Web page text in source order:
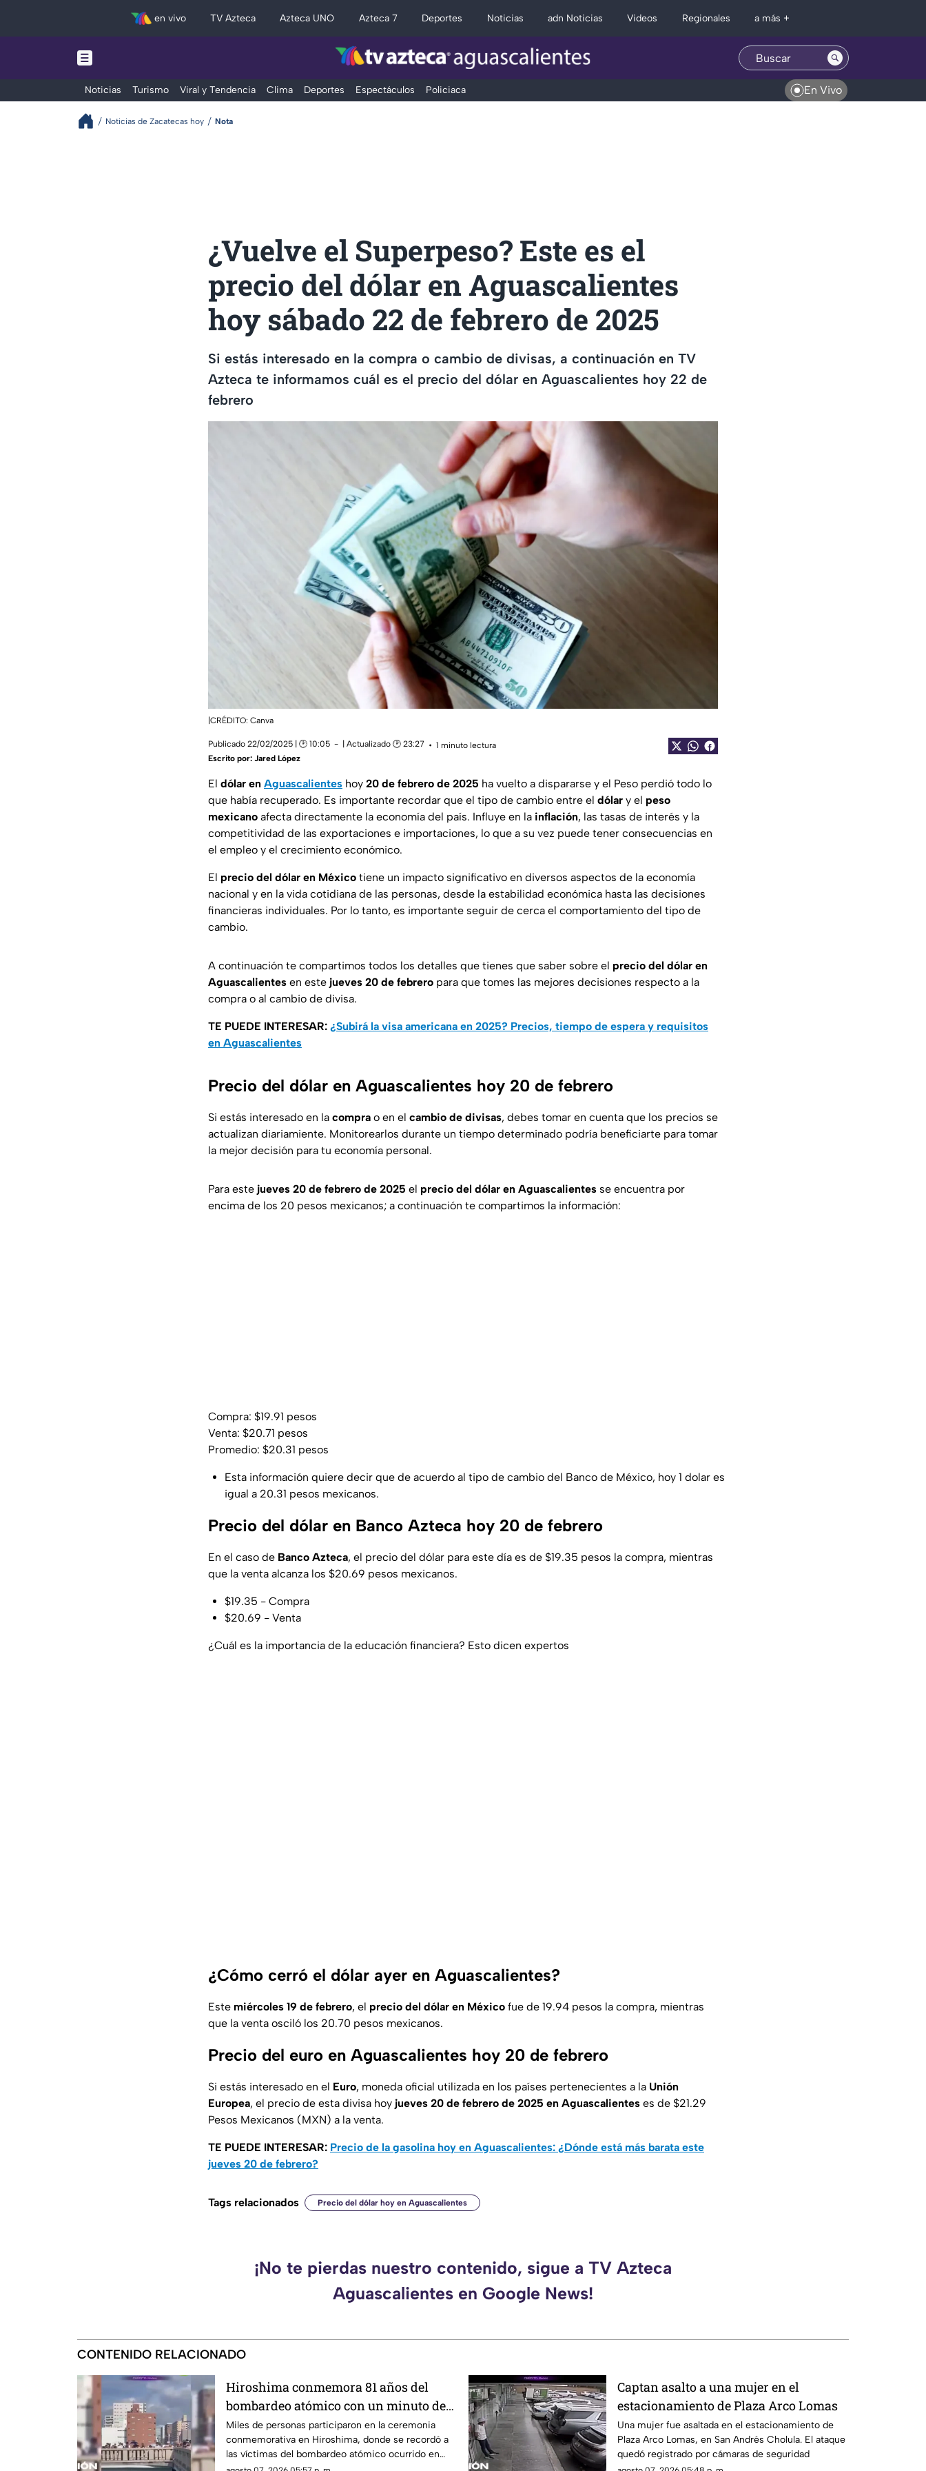
en vivo TV Azteca Azteca UNO Azteca 7 Deportes Noticias adn Noticias Videos Regionales a más +
Noticias Turismo Viral y Tendencia Clima Deportes Espectáculos Policiaca En Vivo
Noticias de Zacatecas hoy Nota
¿Vuelve el Superpeso? Este es el
precio del dólar en Aguascalientes
hoy sábado 22 de febrero de 2025
Si estás interesado en la compra o cambio de divisas, a continuación en TV
Azteca te informamos cuál es el precio del dólar en Aguascalientes hoy 22 de
febrero
|CRÉDITO: Canva
Publicado 22/02/2025 | 🕑 10:05 | Actualizado 🕑 23:27
1 minuto lectura
Escrito por: Jared López
El dólar en Aguascalientes hoy 20 de febrero de 2025 ha vuelto a dispararse y el Peso perdió todo lo
que había recuperado. Es importante recordar que el tipo de cambio entre el dólar y el peso
mexicano afecta directamente la economía del país. Influye en la inflación, las tasas de interés y la
competitividad de las exportaciones e importaciones, lo que a su vez puede tener consecuencias en
el empleo y el crecimiento económico.
El precio del dólar en México tiene un impacto significativo en diversos aspectos de la economía
nacional y en la vida cotidiana de las personas, desde la estabilidad económica hasta las decisiones
financieras individuales. Por lo tanto, es importante seguir de cerca el comportamiento del tipo de
cambio.
A continuación te compartimos todos los detalles que tienes que saber sobre el precio del dólar en
Aguascalientes en este jueves 20 de febrero para que tomes las mejores decisiones respecto a la
compra o al cambio de divisa.
TE PUEDE INTERESAR: ¿Subirá la visa americana en 2025? Precios, tiempo de espera y requisitos
en Aguascalientes
Precio del dólar en Aguascalientes hoy 20 de febrero
Si estás interesado en la compra o en el cambio de divisas, debes tomar en cuenta que los precios se
actualizan diariamiente. Monitorearlos durante un tiempo determinado podría beneficiarte para tomar
la mejor decisión para tu economía personal.
Para este jueves 20 de febrero de 2025 el precio del dólar en Aguascalientes se encuentra por
encima de los 20 pesos mexicanos; a continuación te compartimos la información:
Compra: $19.91 pesos
Venta: $20.71 pesos
Promedio: $20.31 pesos
Esta información quiere decir que de acuerdo al tipo de cambio del Banco de México, hoy 1 dolar es
igual a 20.31 pesos mexicanos.
Precio del dólar en Banco Azteca hoy 20 de febrero
En el caso de Banco Azteca, el precio del dólar para este día es de $19.35 pesos la compra, mientras
que la venta alcanza los $20.69 pesos mexicanos.
$19.35 - Compra
$20.69 - Venta
¿Cuál es la importancia de la educación financiera? Esto dicen expertos
¿Cómo cerró el dólar ayer en Aguascalientes?
Este miércoles 19 de febrero, el precio del dólar en México fue de 19.94 pesos la compra, mientras
que la venta osciló los 20.70 pesos mexicanos.
Precio del euro en Aguascalientes hoy 20 de febrero
Si estás interesado en el Euro, moneda oficial utilizada en los países pertenecientes a la Unión
Europea, el precio de esta divisa hoy jueves 20 de febrero de 2025 en Aguascalientes es de $21.29
Pesos Mexicanos (MXN) a la venta.
TE PUEDE INTERESAR: Precio de la gasolina hoy en Aguascalientes: ¿Dónde está más barata este
jueves 20 de febrero?
Tags relacionados Precio del dólar hoy en Aguascalientes
¡No te pierdas nuestro contenido, sigue a TV Azteca
Aguascalientes en Google News!
CONTENIDO RELACIONADO
Hiroshima conmemora 81 años del
bombardeo atómico con un minuto de
silencio
Miles de personas participaron en la ceremonia
conmemorativa en Hiroshima, donde se recordó a
las víctimas del bombardeo atómico ocurrido en
Captan asalto a una mujer en el
estacionamiento de Plaza Arco Lomas
Una mujer fue asaltada en el estacionamiento de
Plaza Arco Lomas, en San Andrés Cholula. El ataque
quedó registrado por cámaras de seguridad